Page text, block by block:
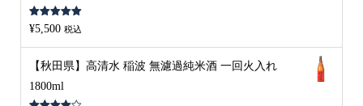
5段階中 5.00
の評価
¥5,500 税込
【秋田県】高清水 稲波 無濾過純米酒 一回火入れ
1800ml